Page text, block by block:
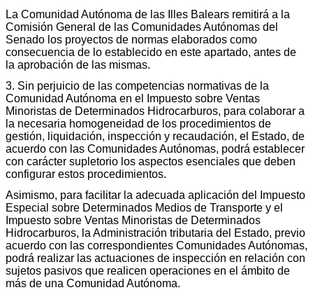
La Comunidad Autónoma de las Illes Balears remitirá a la
Comisión General de las Comunidades Autónomas del
Senado los proyectos de normas elaborados como
consecuencia de lo establecido en este apartado, antes de
la aprobación de las mismas.
3. Sin perjuicio de las competencias normativas de la
Comunidad Autónoma en el Impuesto sobre Ventas
Minoristas de Determinados Hidrocarburos, para colaborar a
la necesaria homogeneidad de los procedimientos de
gestión, liquidación, inspección y recaudación, el Estado, de
acuerdo con las Comunidades Autónomas, podrá establecer
con carácter supletorio los aspectos esenciales que deben
configurar estos procedimientos.
Asimismo, para facilitar la adecuada aplicación del Impuesto
Especial sobre Determinados Medios de Transporte y el
Impuesto sobre Ventas Minoristas de Determinados
Hidrocarburos, la Administración tributaria del Estado, previo
acuerdo con las correspondientes Comunidades Autónomas,
podrá realizar las actuaciones de inspección en relación con
sujetos pasivos que realicen operaciones en el ámbito de
más de una Comunidad Autónoma.